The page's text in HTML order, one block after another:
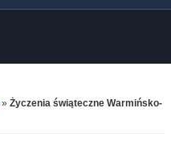
» Życzenia świąteczne Warmińsko-